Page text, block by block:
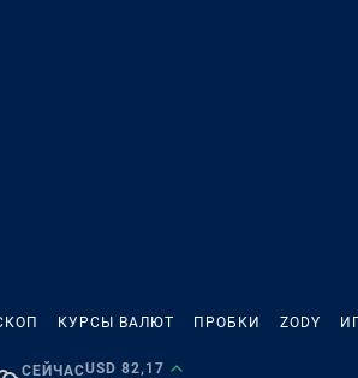
КУРСЫ ВАЛЮТ ПРОБКИ ZODY
СЕЙЧАСUSD 82,17